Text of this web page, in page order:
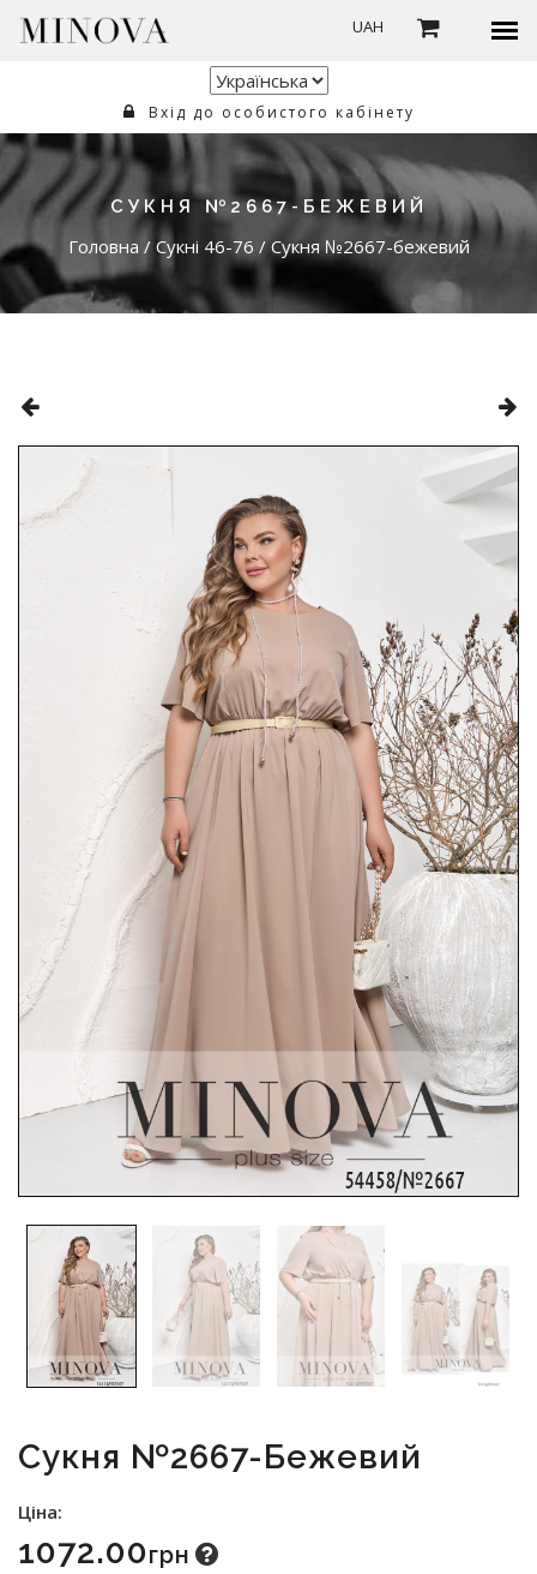
UAH
Вхід до особистого кабінету
СУКНЯ №2667-БЕЖЕВИЙ
Головна / Сукні 46-76 / Сукня №2667-бежевий
Сукня №2667-Бежевий
Ціна:
1072.00Грн